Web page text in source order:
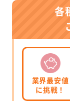
各
業界最安値
に挑戦！